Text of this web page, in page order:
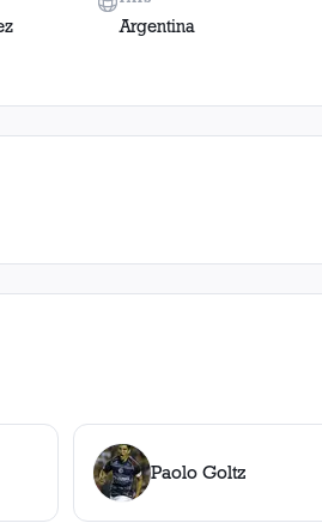
Argentina
Paolo Goltz